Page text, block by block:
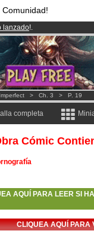
lanzado!.
al mes!Hazte Premium ya
Cómics y Mangas!.
Imperfect > Ch. 3 > P. 19
completa
Cómic
AQUÍ PARA LEER SI
CLIQUEA AQUÍ PARA